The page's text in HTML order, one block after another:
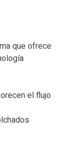
que ofrece
el flujo